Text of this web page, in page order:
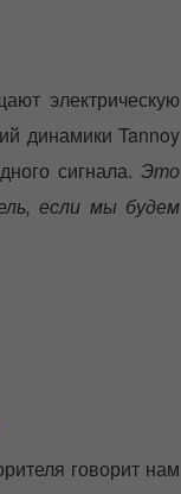
электрическую
динамики Tannoy
сигнала. Это
если мы будем
говорит нам